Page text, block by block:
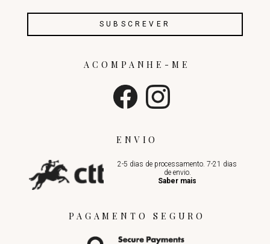
ENVIO
2-5 dias de processamento. 7-21 dias
de envio.
Saber mais
ACOMPANHE-ME
PAGAMENTO SEGURO